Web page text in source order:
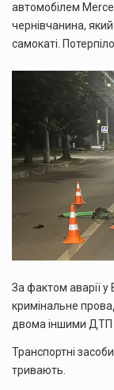
автомобілем
чернівчанина,
самокаті.
За фактом аварії у
кримінальне
двома іншими ДТП
Транспортні
тривають.